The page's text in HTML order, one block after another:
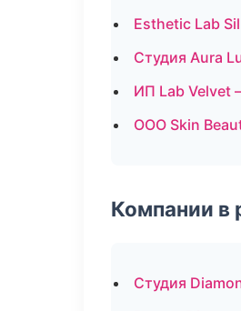
Esthetic Lab
Студия Aura
ИП Lab Velvet
ООО Skin
Компании в
Студия